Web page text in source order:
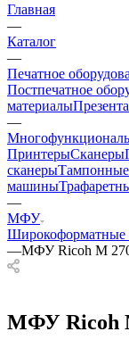
Главная
—
Каталог
—
Печатное
Постпечатное
материалы
—
ПринтерыСканеры
сканерыТампонные
машины
—
МФУ
—МФУ Ricoh M
МФУ Ricoh